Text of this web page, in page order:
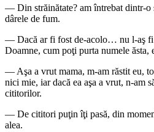
— Din străinătate? am întrebat dintr-o
dârele de fum.
— Dacă ar fi fost de-acolo… nu l-aş fi
Doamne, cum poţi purta numele ăsta,
— Aşa a vrut mama, m-am răstit eu,
nici mie, iar dacă ea aşa a vrut, n-am
cititorilor.
— De cititori puţin îţi pasă, din
alea.